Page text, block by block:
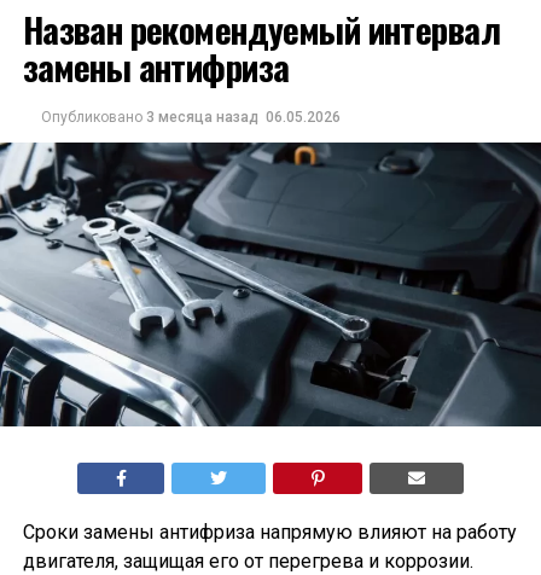
Назван рекомендуемый интервал
замены антифриза
Опубликовано 3 месяца назад 06.05.2026
Сроки замены антифриза напрямую влияют на работу
двигателя, защищая его от перегрева и коррозии.